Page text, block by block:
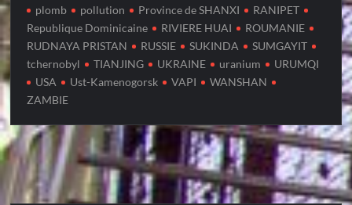
plomb
pollution Province de SHANXI
RANIPET
Republique Dominicaine
RIVIERE HUAI
ROUMANIE
RUDNAYA PRISTAN
RUSSIE SUKINDA
SUMGAYIT
tchernobyl
TIANJING UKRAINE uranium
URUMQI
USA
Ust-Kamenogorsk VAPI
WANSHAN
ZAMBIE